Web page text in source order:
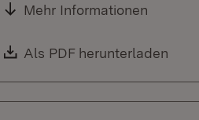
Mehr Informationen
Download:
Als PDF herunterladen